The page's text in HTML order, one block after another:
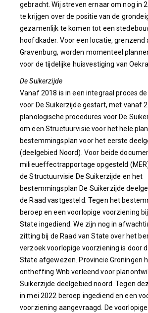
gebracht. Wij streven ernaar om nog in
te krijgen over de positie van de
gezamenlijk te komen tot een
hoofdkader. Voor een locatie, grenzend
Gravenburg, worden momenteel
voor de tijdelijke huisvestiging van
De Suikerzijde
Vanaf 2018 is in een integraal proces
voor De Suikerzijde gestart, met vanaf
planologische procedures voor De
om een Structuurvisie voor het hele
bestemmingsplan voor het eerste
(deelgebied Noord). Voor beide
milieueffectrapportage opgesteld
de Structuurvisie De Suikerzijde en het
bestemmingsplan De Suikerzijde
de Raad vastgesteld. Tegen het
beroep en een voorlopige voorziening
State ingediend. We zijn nog in
zitting bij de Raad van State over het
verzoek voorlopige voorziening is door
State afgewezen. Provincie Groningen
ontheffing Wnb verleend voor
Suikerzijde deelgebied noord. Tegen
in mei 2022 beroep ingediend en een
voorziening aangevraagd. De